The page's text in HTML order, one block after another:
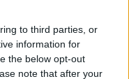
to third parties, or
information for
the below opt-out
note that after your